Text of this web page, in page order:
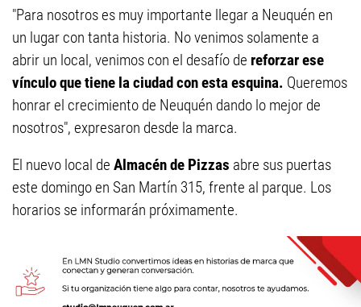
"Para nosotros es muy importante llegar a Neuquén en
un lugar con tanta historia. No venimos solamente a
abrir un local, venimos con el desafío de reforzar ese
vínculo que tiene la ciudad con esta esquina. Queremos
honrar el crecimiento de Neuquén dando lo mejor de
nosotros", expresaron desde la marca.
El nuevo local de Almacén de Pizzas abre sus puertas
este domingo en San Martín 315, frente al parque. Los
horarios se informarán próximamente.